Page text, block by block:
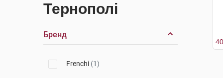
Тернополі
Бренд
Frenchi (1)